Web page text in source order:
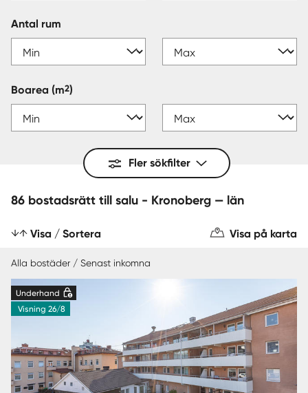
Antal rum
Boarea (m2)
Fler sökfilter
86 bostadsrätt till salu - Kronoberg — län
Visa / Sortera Visa på karta
Alla bostäder / Senast inkomna
Underhand
Visning 26/8